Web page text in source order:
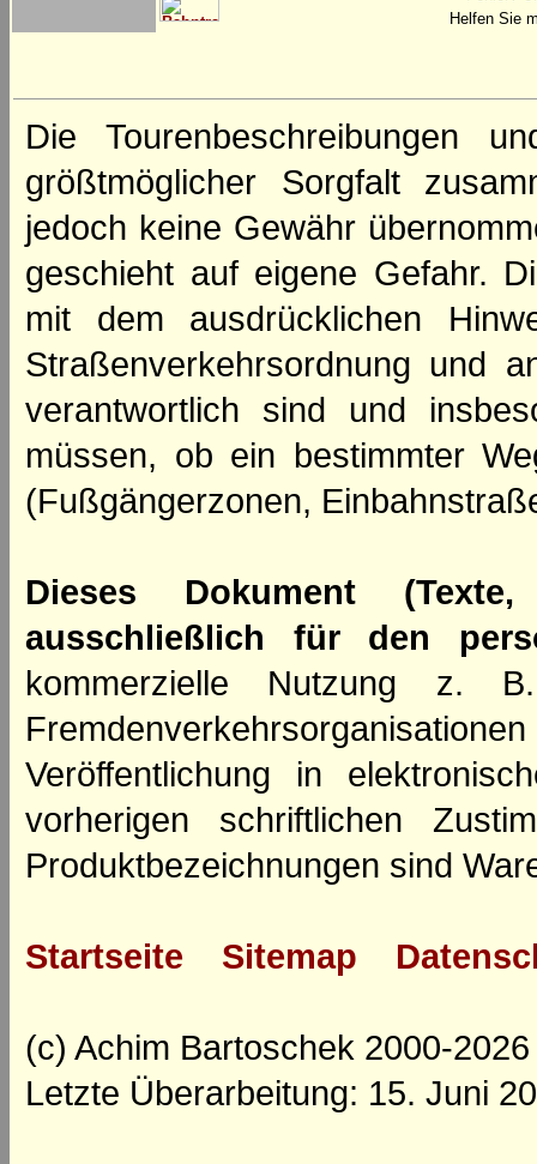
Helfen Sie
Die Tourenbeschreibungen
größtmöglicher Sorgfalt
jedoch keine Gewähr
geschieht auf eigene Gefahr.
mit dem ausdrücklichen
Straßenverkehrsordnung und
verantwortlich sind und
müssen, ob ein bestimmter
(Fußgängerzonen,
Dieses Dokument
ausschließlich für den
kommerzielle Nutzung z.
Veröffentlichung in
vorherigen schriftlichen
Produktbezeichnungen sind
Startseite Sitemap
(c) Achim Bartoschek 2000-2026
Letzte Überarbeitung: 15. Juni